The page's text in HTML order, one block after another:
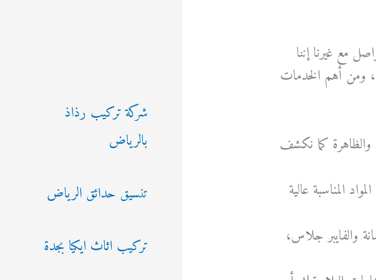
مع غيرنا إننا
ومن أهم الخدمات
كما نكشف
المناسبة عالية
والفايبر جلاس،
شركة تركيب رذاذ
بالرياض
تنسيق حدائق الرياض
تركيب اثاث ايكيا بجدة